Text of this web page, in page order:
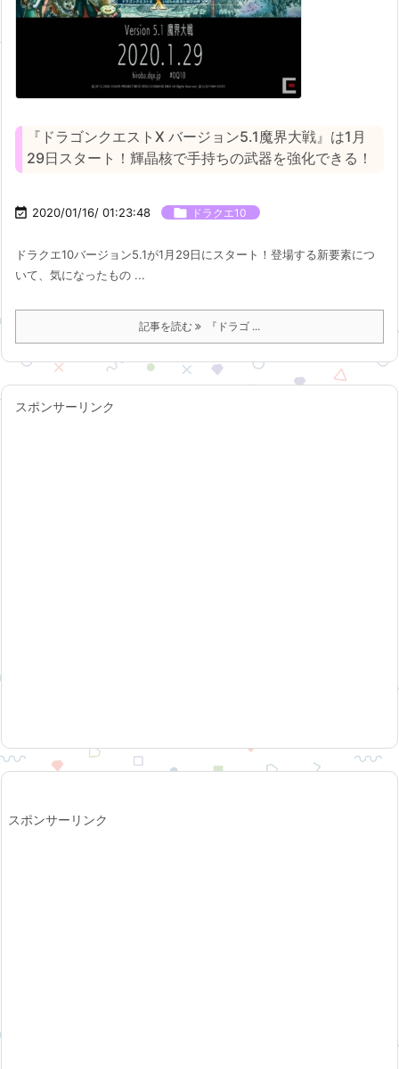
『ドラゴンクエストX バージョン5.1魔界大戦』は1月
29日スタート！輝晶核で手持ちの武器を強化できる！
 2020/01/16/ 01:23:48  ドラクエ10
ドラクエ10バージョン5.1が1月29日にスタート！登場する新要素につ
いて、気になったもの ...
記事を読む 『ドラゴ ...
スポンサーリンク
スポンサーリンク